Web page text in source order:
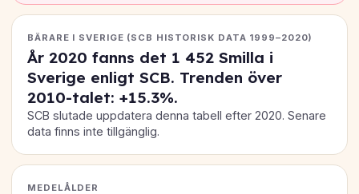
BÄRARE I SVERIGE (SCB HISTORISK DATA 1999–2020)
År 2020 fanns det 1 452 Smilla i
Sverige enligt SCB. Trenden över
2010-talet:+15.3%.
SCB slutade uppdatera denna tabell efter 2020. Senare
data finns inte tillgänglig.
MEDELÅLDER